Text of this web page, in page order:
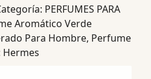
PERFUMES PARA
Aromático Verde
Para Hombre, Perfume
Hermes